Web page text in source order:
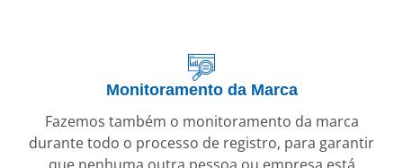
Monitoramento da Marca
Fazemos também o monitoramento da marca
durante todo o processo de registro, para garantir